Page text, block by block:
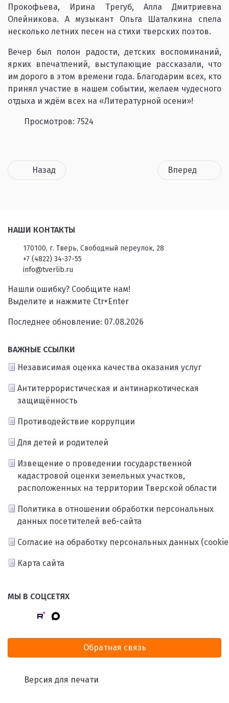
Прокофьева, Ирина Трегуб, Алла Дмитриевна
Олейникова. А музыкант Ольга Шаталкина спела
несколько летних песен на стихи тверских поэтов.
Вечер был полон радости, детских воспоминаний,
ярких впечатлений, выступающие рассказали, что
им дорого в этом времени года. Благодарим всех, кто
принял участие в нашем событии, желаем чудесного
отдыха и ждём всех на «Литературной осени»!
Просмотров: 7524
Назад Вперед
НАШИ КОНТАКТЫ
170100, г. Тверь, Свободный переулок, 28
+7 (4822) 34-37-55
info@tverlib.ru
Нашли ошибку? Сообщите нам!
Выделите и нажмите Ctr+Enter
Последнее обновление: 07.08.2026
ВАЖНЫЕ ССЫЛКИ
Независимая оценка качества оказания услуг
Антитеррористическая и антинаркотическая
защищённость
Противодействие коррупции
Для детей и родителей
Извещение о проведении государственной
кадастровой оценки земельных участков,
расположенных на территории Тверской области
Политика в отношении обработки персональных
данных посетителей веб-сайта
Согласие на обработку персональных данных
Карта сайта
МЫ В СОЦСЕТЯХ
Обратная связь
Версия для печати